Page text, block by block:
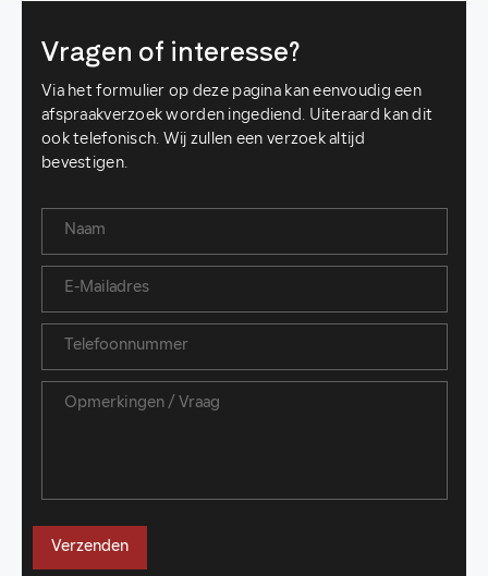
Vragen of interesse?
Via het formulier op deze pagina kan eenvoudig een
afspraakverzoek worden ingediend. Uiteraard kan dit
ook telefonisch. Wij zullen een verzoek altijd
bevestigen.
Verzenden